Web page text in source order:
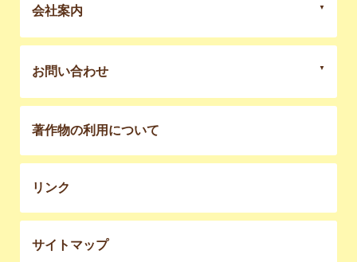
会社案内
お問い合わせ
著作物の利用について
リンク
サイトマップ